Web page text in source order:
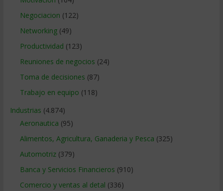
Negociacion (122)
Networking(49)
Productividad (123)
Reuniones de negocios (24)
Toma de decisiones (87)
Trabajo en equipo (118)
Industrias (4.874)
Aeronautica (95)
Alimentos, Agricultura, Ganaderia y Pesca (325)
Automotriz(379)
Banca y Servicios Financieros (910)
Comercio y ventas al detal (336)